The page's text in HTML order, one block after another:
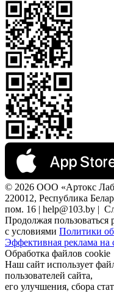
© 2026 ООО «Артокс
220012, Республика
пом. 16 | help@103.by |
Продолжая пользоваться
с условиями Политики
Эффективная реклама на
Обработка файлов cookie
Наш сайт использует
пользователей сайта,
его улучшения, сбора